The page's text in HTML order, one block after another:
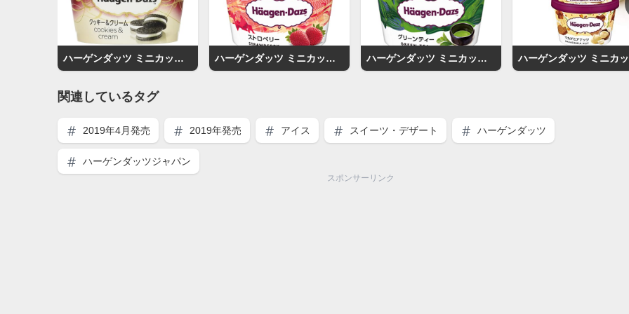
ハーゲンダッツ ミニカップ クッキー＆クリーム ハーゲンダッツ ミニカップ ストロベリー ハーゲンダッツ ミニカップ グリーンティー
関連しているタグ
2019年4月発売 2019年発売 アイス スイーツ・デザート ハーゲンダッツ
ハーゲンダッツジャパン
スポンサーリンク